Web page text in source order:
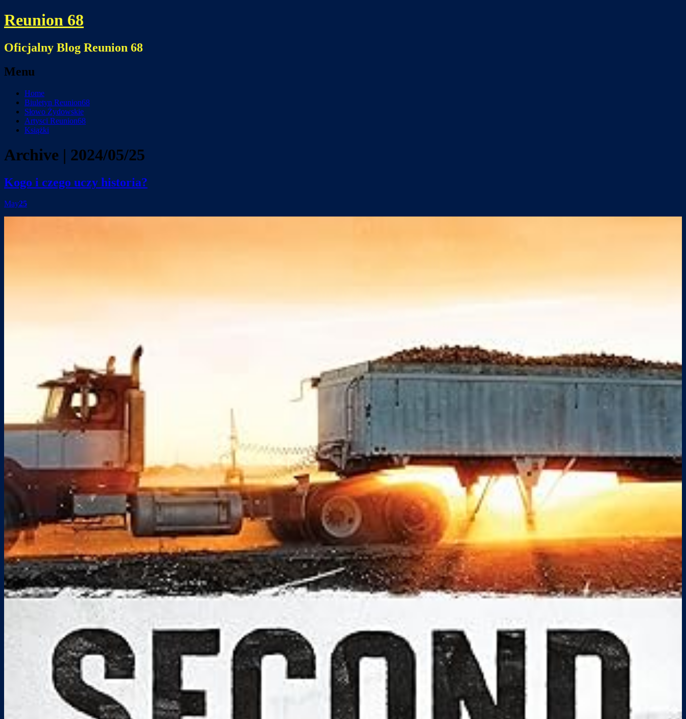
Reunion 68
Oficjalny Blog Reunion 68
Menu
Skip
content
Home
Biuletyn Reunion68
Słowo Żydowskie
Artysci Reunion68
Książki
Archive | 2024/05/25
Kogo i czego uczy historia?
May25